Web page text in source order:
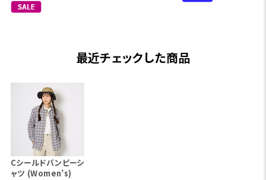
最近チェックした商品
Cシールドバンピーシ
ャツ (Women’s)